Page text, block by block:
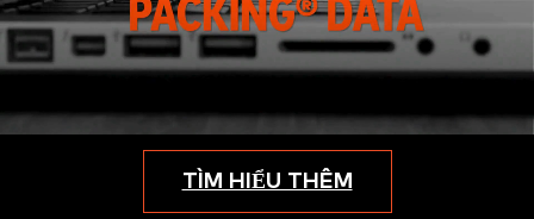
TÌM HIỂU THÊM